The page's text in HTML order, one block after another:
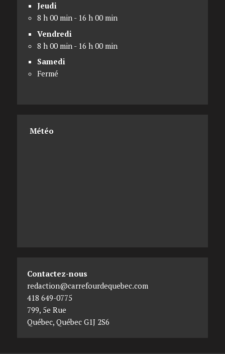
Jeudi
8 h 00 min - 16 h 00 min
Vendredi
8 h 00 min - 16 h 00 min
Samedi
Fermé
Météo
Contactez-nous
redaction@carrefourdequebec.com
418 649-0775
799, 5e Rue
Québec, Québec G1J 2S6